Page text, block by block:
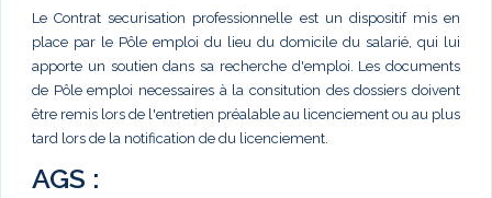
Le Contrat securisation professionnelle est un dispositif mis en
place par le Pôle emploi du lieu du domicile du salarié, qui lui
apporte un soutien dans sa recherche d'emploi. Les documents
de Pôle emploi necessaires à la consitution des dossiers doivent
être remis lors de l'entretien préalable au licenciement ou au plus
tard lors de la notification de du licenciement.
AGS :